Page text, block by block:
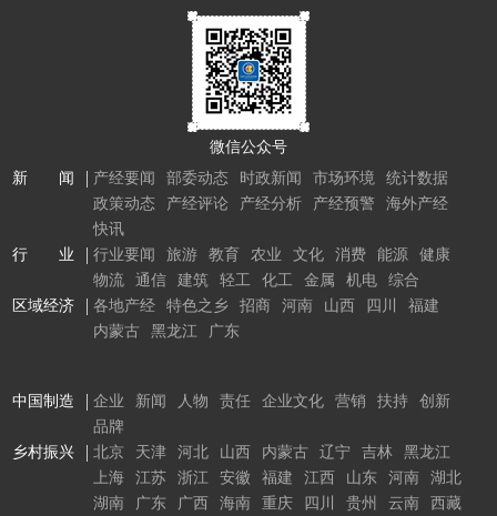
微信公众号
新 闻
产经要闻 部委动态 时政新闻 市场环境
统计数据
政策动态
产经评论 产经分析 产经预警
海外产经
快讯
行 业
行业要闻 旅游 教育 农业 文化 消费 能源
健康
物流
通信 建筑 轻工 化工 金属 机电
综合
区域经济
各地产经 特色之乡 招商 河南 山西 四川
福建
内蒙古
黑龙江 广东
中国制造 企业 新闻 人物 责任 企业文化 营销 扶持
创新
品牌
乡村振兴
北京 天津 河北 山西 内蒙古 辽宁 吉林
黑龙江
上海
江苏 浙江 安徽 福建 江西 山东 河南
湖北
湖南
广东 广西 海南 重庆 四川 贵州 云南 西藏